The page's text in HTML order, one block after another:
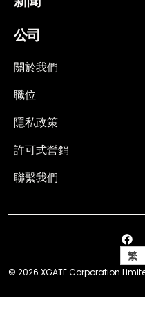
公司
關於我們
職位
隱私政策
許可式營銷
聯繫我們
© 2026 XGATE Corporation
繁